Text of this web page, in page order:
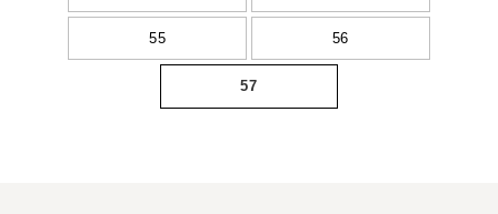
55 56
57